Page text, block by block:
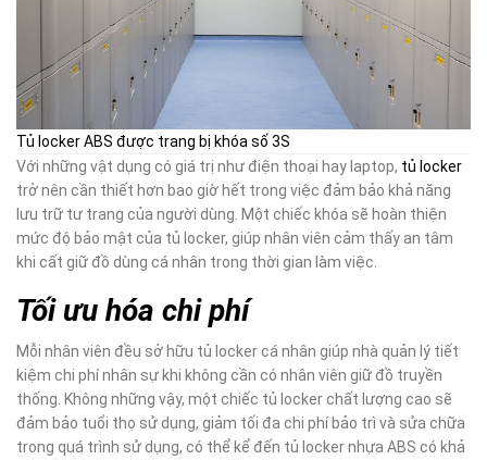
Tủ locker ABS được trang bị khóa số 3S
Với những vật dụng có giá trị như điện thoại hay laptop, tủ locker
trở nên cần thiết hơn bao giờ hết trong việc đảm bảo khả năng
lưu trữ tư trang của người dùng. Một chiếc khóa sẽ hoàn thiện
mức độ bảo mật của tủ locker, giúp nhân viên cảm thấy an tâm
khi cất giữ đồ dùng cá nhân trong thời gian làm việc.
Tối ưu hóa chi phí
Mỗi nhân viên đều sở hữu tủ locker cá nhân giúp nhà quản lý tiết
kiệm chi phí nhân sự khi không cần có nhân viên giữ đồ truyền
thống. Không những vậy, một chiếc tủ locker chất lượng cao sẽ
đảm bảo tuổi thọ sử dụng, giảm tối đa chi phí bảo trì và sửa chữa
trong quá trình sử dụng, có thể kể đến tủ locker nhựa ABS có khả